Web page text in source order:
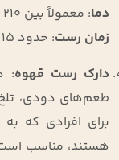
دما: معمولاً بین ۲۱۰ تا ۲۲۰ درجه سانتیگراد.
زمان رست: حدود ۱۵ تا ۱۸ دقیقه.
دارک رست قهوه:
طعم‌های دودی،
برای افرادی که
هستند، مناسب